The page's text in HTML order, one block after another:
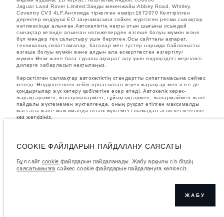
Jaguar Land Rover Limited:Заңды мекенжайы:Abbey Road, Whitley,
Coventry CV3 4LF.Англияда тіркелген нөмірі:1672070 Келтірілген
деректер өндіруші ЕО заңнамасына сәйкес жүргізген ресми сынақтар
нәтижесінде алынған.Автокөліктің нақты отын шығыны осындай
сынақтар кезінде алынған нәтижелерден өзгеше болуы мүмкін және
бұл мәндер тек салыстыру үшін берілген.Осы сайттағы ақпарат,
техникалық сипаттамалар, бағалар мен түстер нарыққа байланысты
өзгеше болуы мүмкін және алдын ала ескертпестен өзгертілуі
мүмкін.Өнім және баға туралы ақпарат алу үшін өңіріңіздегі жергілікті
дилерге хабарласып нақтылаңыз.
Көрсетілген салмақтар автокөліктің стандартты сипаттамасына сәйкес
келеді. Өндірілгеннен кейін орнатылған керек-жарақтар мен өзге де
қондырғылар жүк көтеру қабілетіне әсер етеді. Автокөлік керек-
жарақтарымен, жолаушылармен, сұйықтықтармен, жанармаймен және
пайдалы жүктемемен жүктелгенде, оның рұқсат етілген максималды
массасы және максималды осьтік жүктемесі шамадан асып кетпегеніне
көз жеткізіңіз.
құрастыру сипаттамаларына, опциялардың қолжетімділігіне және
құрастыру уақытына әсер етуде. Бұл өте динамикалық жағдай, осыған
мүмкіндіктердің, опциялардың, әрлеудің және түс схемаларының
ағымдағы сипаттамаларын толық көрсетпеуі мүмкін. Дұрыс таңдау
COOKIE ФАЙЛДАРЫН ПАЙДАЛАНУ САЯСАТЫ
Бұл сайт cookie файлдарын пайдаланады. Жабу арқылы сіз біздің
саясатымызға сәйкес cookie файлдарын пайдалануға келісесіз.
ЖАБУ